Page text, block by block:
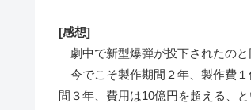
[感想]
劇中で新型爆弾が投下されたのと
今でこそ製作期間２年、製作費
間３年、費用は10億円を超える、